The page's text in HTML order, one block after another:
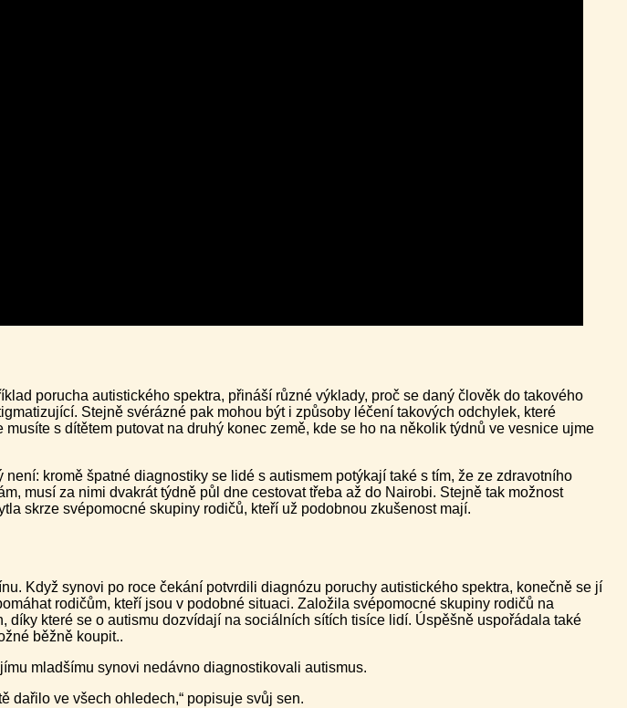
porucha autistického spektra, přináší různé výklady, proč se daný člověk do takového
Stejně svérázné pak mohou být i způsoby léčení takových odchylek, které
s dítětem putovat na druhý konec země, kde se ho na několik týdnů ve vesnice ujme
kromě špatné diagnostiky se lidé s autismem potýkají také s tím, že ze zdravotního
musí za nimi dvakrát týdně půl dne cestovat třeba až do Nairobi. Stejně tak možnost
skrze svépomocné skupiny rodičů, kteří už podobnou zkušenost mají.
Když synovi po roce čekání potvrdili diagnózu poruchy autistického spektra, konečně se jí
rodičům, kteří jsou v podobné situaci. Založila svépomocné skupiny rodičů na
které se o autismu dozvídají na sociálních sítích tisíce lidí. Úspěšně uspořádala také
běžně koupit..
mladšímu synovi nedávno diagnostikovali autismus.
dařilo ve všech ohledech,“ popisuje svůj sen.